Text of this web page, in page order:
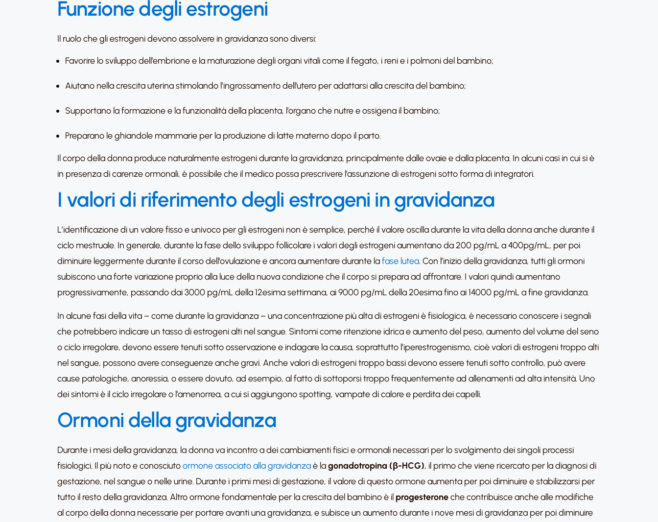
Funzione degli estrogeni
Il ruolo che gli estrogeni devono assolvere in gravidanza sono diversi:
Favorire lo sviluppo dell’embrione e la maturazione degli organi vitali come il fegato, i reni e i polmoni del bambino;
Aiutano nella crescita uterina stimolando l’ingrossamento dell’utero per adattarsi alla crescita del bambino;
Supportano la formazione e la funzionalità della placenta, l’organo che nutre e ossigena il bambino;
Preparano le ghiandole mammarie per la produzione di latte materno dopo il parto.
Il corpo della donna produce naturalmente estrogeni durante la gravidanza, principalmente dalle ovaie e dalla placenta. In alcuni casi in cui si è
in presenza di carenze ormonali, è possibile che il medico possa prescrivere l’assunzione di estrogeni sotto forma di integratori.
I valori di riferimento degli estrogeni in gravidanza
L’identificazione di un valore fisso e univoco per gli estrogeni non è semplice, perché il valore oscilla durante la vita della donna anche durante il
ciclo mestruale. In generale, durante la fase dello sviluppo follicolare i valori degli estrogeni aumentano da 200 pg/mL a 400pg/mL, per poi
diminuire leggermente durante il corso dell’ovulazione e ancora aumentare durante lafase lutea. Con l’inizio della gravidanza, tutti gli ormoni
subiscono una forte variazione proprio alla luce della nuova condizione che il corpo si prepara ad affrontare. I valori quindi aumentano
progressivamente, passando dai 3000 pg/mL della 12esima settimana, ai 9000 pg/mL della 20esima fino ai 14000 pg/mL a fine gravidanza.
In alcune fasi della vita – come durante la gravidanza – una concentrazione più alta di estrogeni è fisiologica, è necessario conoscere i segnali
che potrebbero indicare un tasso di estrogeni alti nel sangue. Sintomi come ritenzione idrica e aumento del peso, aumento del volume del seno
o ciclo irregolare, devono essere tenuti sotto osservazione e indagare la causa, soprattutto l’iperestrogenismo, cioè valori di estrogeni troppo alti
nel sangue, possono avere conseguenze anche gravi. Anche valori di estrogeni troppo bassi devono essere tenuti sotto controllo, può avere
cause patologiche, anoressia, o essere dovuto, ad esempio, al fatto di sottoporsi troppo frequentemente ad allenamenti ad alta intensità. Uno
dei sintomi è il ciclo irregolare o l’amenorrea, a cui si aggiungono spotting, vampate di calore e perdita dei capelli.
Ormoni della gravidanza
Durante i mesi della gravidanza, la donna va incontro a dei cambiamenti fisici e ormonali necessari per lo svolgimento dei singoli processi
fisiologici. Il più noto e conosciutoormone associato alla gravidanzaè lagonadotropina (β-HCG), il primo che viene ricercato per la diagnosi di
gestazione, nel sangue o nelle urine. Durante i primi mesi di gestazione, il valore di questo ormone aumenta per poi diminuire e stabilizzarsi per
tutto il resto della gravidanza. Altro ormone fondamentale per la crescita del bambino è il progesteroneche contribuisce anche alle modifiche
al corpo della donna necessarie per portare avanti una gravidanza, e subisce un aumento durante i nove mesi di gravidanza per poi diminuire